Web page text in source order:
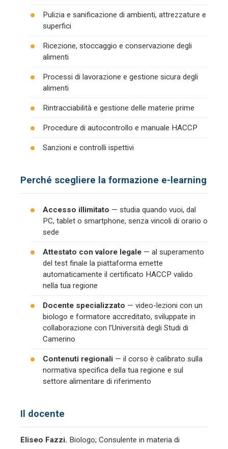
Pulizia e sanificazione di ambienti, attrezzature e
superfici
Ricezione, stoccaggio e conservazione degli
alimenti
Processi di lavorazione e gestione sicura degli
alimenti
Rintracciabilità e gestione delle materie prime
Procedure di autocontrollo e manuale HACCP
Sanzioni e controlli ispettivi
Perché scegliere la formazione e-learning
Accesso illimitato — studia quando vuoi, dal
PC, tablet o smartphone, senza vincoli di orario o
sede
Attestato con valore legale — al superamento
del test finale la piattaforma emette
automaticamente il certificato HACCP valido
nella tua regione
Docente specializzato — video-lezioni con un
biologo e formatore accreditato, sviluppate in
collaborazione con l’Università degli Studi di
Camerino
Contenuti regionali — il corso è calibrato sulla
normativa specifica della tua regione e sul
settore alimentare di riferimento
Il docente
Eliseo Fazzi. Biologo; Consulente in materia di